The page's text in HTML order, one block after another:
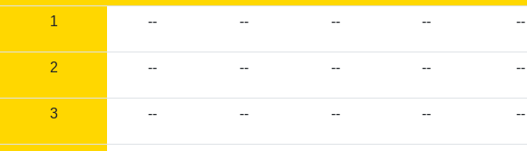
1
-- -- -- -- --
2 -- -- -- -- --
3 -- -- -- -- --